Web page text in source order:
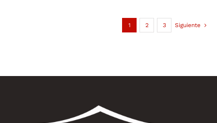
1 2 3 Siguiente